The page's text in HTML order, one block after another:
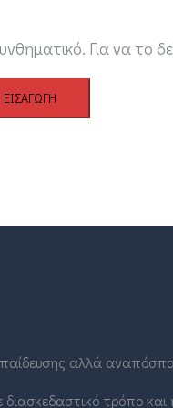
Για να το
αλλά
τρόπο